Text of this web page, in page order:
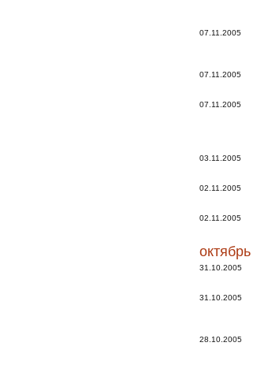
07.11.2005
07.11.2005
07.11.2005
03.11.2005
02.11.2005
02.11.2005
октябрь
31.10.2005
31.10.2005
28.10.2005